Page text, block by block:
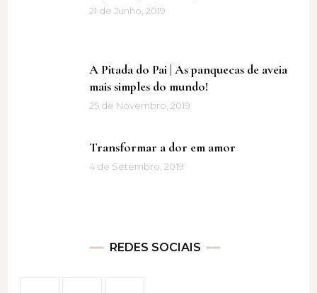
21 de Junho, 2019
A Pitada do Pai | As panquecas de aveia
mais simples do mundo!
25 de Novembro, 2019
Transformar a dor em amor
4 de Setembro, 2019
REDES SOCIAIS